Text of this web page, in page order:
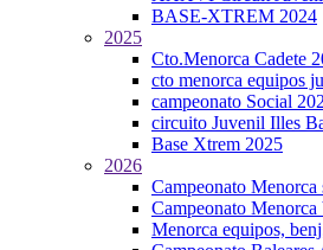
BASE-XTREM 2024
2025
Cto.Menorca Cadete
cto menorca equipos
campeonato Social
circuito Juvenil Illes
Base Xtrem 2025
2026
Campeonato Menorca
Campeonato Menorca
Menorca equipos,